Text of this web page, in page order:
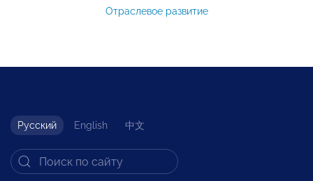
Отраслевое развитие
Русский English 中文